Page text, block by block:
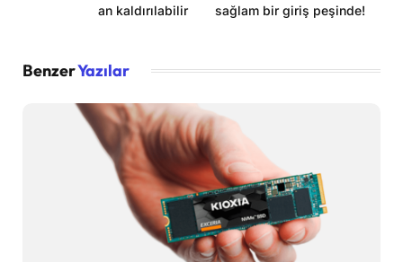
an kaldırılabilir
sağlam bir giriş peşinde!
BenzerYazılar